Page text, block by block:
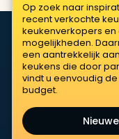
Op zoek naar
recent verkochte
keukenverkopers
mogelijkheden.
een aantrekkelijk
keukens die door
vindt u eenvoudig
budget.